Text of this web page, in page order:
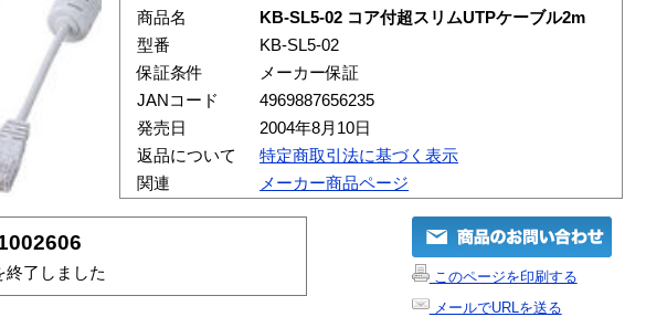
商品名
KB-SL5-02 コア付超スリムUTPケーブル2m
型番
KB-SL5-02
保証条件
メーカー保証
JANコード
4969887656235
発売日
2004年8月10日
返品について
特定商取引法に基づく表示
関連
メーカー商品ページ
終了しました
このページを印刷する
メールでURLを送る